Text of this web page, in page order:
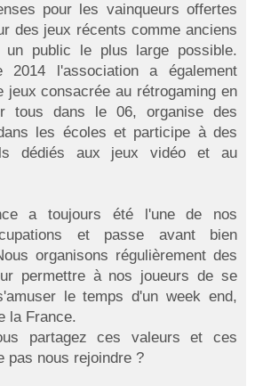
pour les vainqueurs offertes
des jeux récents comme anciens
un public le plus large possible.
2014 l'association a également
jeux consacrée au rétrogaming en
tous dans le 06, organise des
les écoles et participe à des
dédiés aux jeux vidéo et au
a toujours été l'une de nos
et passe avant bien
organisons régulièrement des
permettre à nos joueurs de se
le temps d'un week end,
la France.
partagez ces valeurs et ces
pas nous rejoindre ?